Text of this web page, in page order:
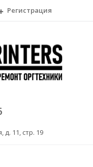
Регистрация
д. 11, стр. 19